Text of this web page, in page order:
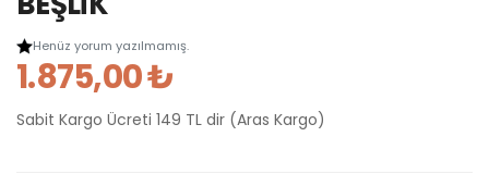
Henüz yorum yazılmamış.
1.875,00 ₺
Sabit Kargo Ücreti 149 TL dir (Aras Kargo)